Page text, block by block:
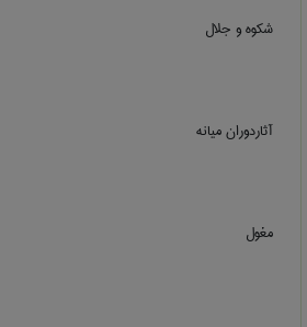
شکوه و جلال
آثاردوران میانه
مغول